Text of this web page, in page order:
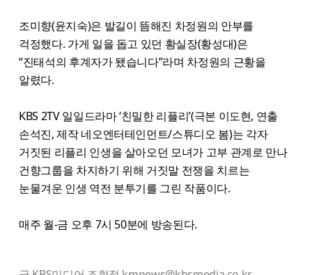
조미향(윤지숙)은 발길이 뜸해진 차정원의 안부를
걱정했다. 가게 일을 돕고 있던 황실장(황성대)은
“진태석의 후계자가 됐습니다”라며 차정원의 근황을
알렸다.
KBS 2TV 일일드라마 ‘친밀한 리플리’(극본 이도현, 연출
손석진, 제작 네오엔터테인먼트/스튜디오 봄)는 각자
거짓된 리플리 인생을 살아오던 모녀가 고부 관계로 만나
건향그룹을 차지하기 위해 거짓말 전쟁을 치르는
눈물겨운 인생 역전 분투기를 그린 작품이다.
매주 월-금 오후 7시 50분에 방송된다.